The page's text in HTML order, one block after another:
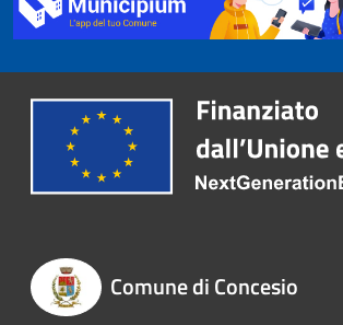
Comune di Concesio